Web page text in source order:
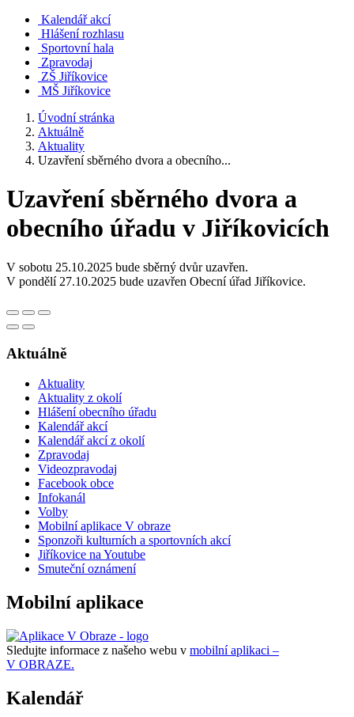
Kalendář akcí
Hlášení rozhlasu
Sportovní hala
Zpravodaj
ZŠ Jiříkovice
MŠ Jiříkovice
Úvodní stránka
Aktuálně
Aktuality
Uzavření sběrného dvora a obecního...
Uzavření sběrného dvora a
obecního úřadu v Jiříkovicích
V sobotu 25.10.2025 bude sběrný dvůr uzavřen.
V pondělí 27.10.2025 bude uzavřen Obecní úřad Jiříkovice.
Aktuálně
Aktuality
Aktuality z okolí
Hlášení obecního úřadu
Kalendář akcí
Kalendář akcí z okolí
Zpravodaj
Videozpravodaj
Facebook obce
Infokanál
Volby
Mobilní aplikace V obraze
Sponzoři kulturních a sportovních akcí
Jiříkovice na Youtube
Smuteční oznámení
Mobilní aplikace
Sledujte informace z našeho webu v mobilní aplikaci –
V OBRAZE.
Kalendář